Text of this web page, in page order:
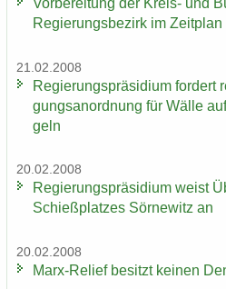
Vor­be­rei­tung der Kreis-​ und
Re­gie­rungs­be­zirk im Zeit­plan
21.02.2008
Re­gie­rungs­prä­si­di­um for­dert
gungs­an­ord­nung für Wälle
geln
20.02.2008
Re­gie­rungs­prä­si­di­um weist
Schieß­plat­zes Sör­ne­witz an
20.02.2008
Marx-​Relief be­sitzt kei­nen